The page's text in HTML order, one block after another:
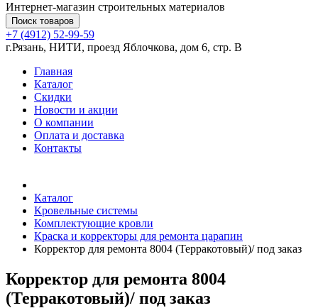
Интернет-магазин строительных материалов
Поиск товаров
+7 (4912) 52-99-59
г.Рязань, НИТИ, проезд Яблочкова, дом 6, стр. В
Главная
Каталог
Скидки
Новости и акции
О компании
Оплата и доставка
Контакты
Каталог
Кровельные системы
Комплектующие кровли
Краска и корректоры для ремонта царапин
Корректор для ремонта 8004 (Терракотовый)/ под заказ
Корректор для ремонта 8004
(Терракотовый)/ под заказ